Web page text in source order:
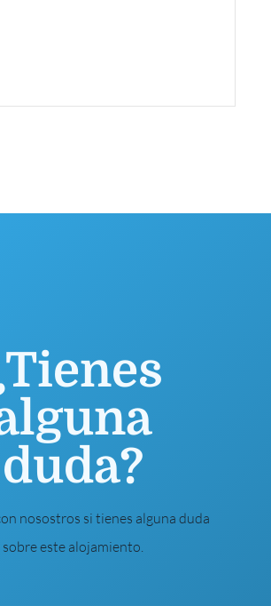
duda?
nosostros si tienes alguna duda
sobre este alojamiento.